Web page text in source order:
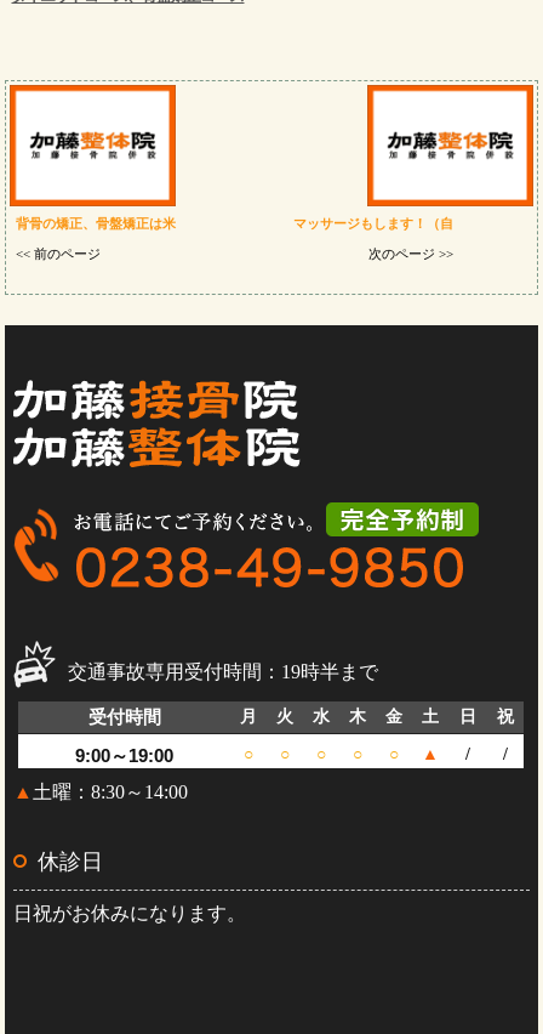
背骨の矯正、骨盤矯正は米
<< 前のページ
マッサージもします！（自
次のページ >>
交通事故専用受付時間：19時半まで
受付時間 月 火 水 木 金 土 日 祝
9:00～19:00 ○ ○ ○ ○ ○ ▲ / /
▲ 土曜：8:30～14:00
休診日
日祝がお休みになります。